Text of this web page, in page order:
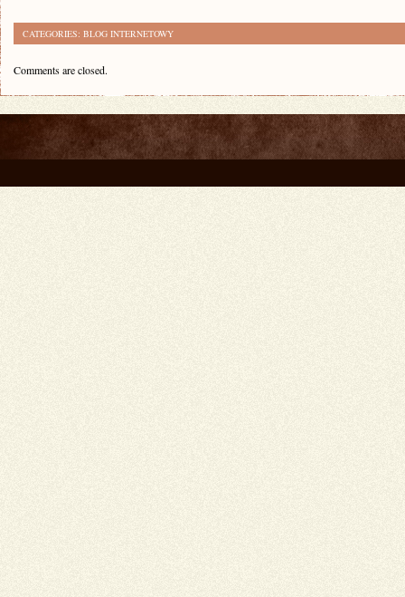
CATEGORIES: BLOG INTERNETOWY
Comments are closed.